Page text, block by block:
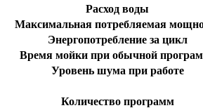
Расход воды
Максимальная потребляемая
Энергопотребление за цикл
Время мойки при обычной
Уровень шума при работе
Количество программ